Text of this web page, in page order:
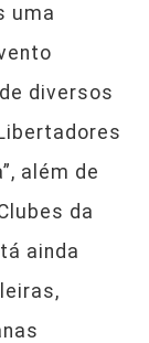
uma
diversos
além de
da
ainda